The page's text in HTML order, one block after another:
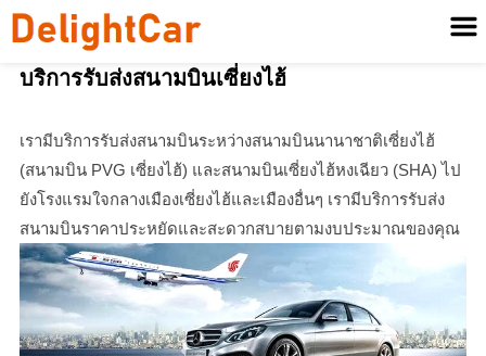
บริการรับส่งสนามบินเซี่ยงไฮ้
เรามีบริการรับส่งสนามบินระหว่างสนามบินนานาชาติเซี่ยงไฮ้
(สนามบิน PVG เซี่ยงไฮ้) และสนามบินเซี่ยงไฮ้หงเฉียว (SHA) ไป
ยังโรงแรมใจกลางเมืองเซี่ยงไฮ้และเมืองอื่นๆ เรามีบริการรับส่ง
สนามบินราคาประหยัดและสะดวกสบายตามงบประมาณของคุณ